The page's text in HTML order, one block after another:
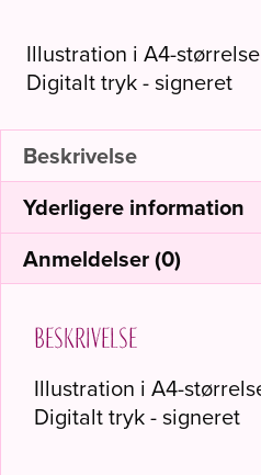
antal
Illustration i A4-
Digitalt tryk - signeret
Beskrivelse
Yderligere information
Anmeldelser (0)
Beskrivelse
Illustration i A4-
Digitalt tryk - signeret